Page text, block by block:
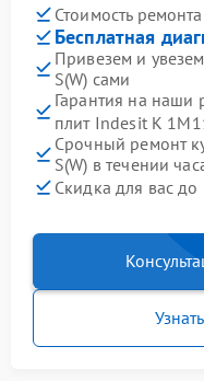
Стоимость ремонта
Бесплатная
Привезем и
S(W) сами
Гарантия на наши
плит Indesit K
Срочный ремонт
S(W) в течении
Скидка для вас до